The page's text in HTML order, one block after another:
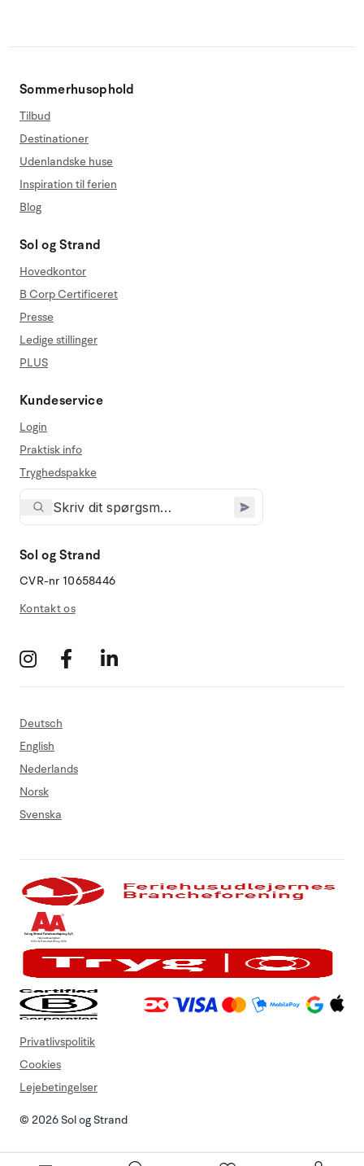
Sommerhusophold
Tilbud
Destinationer
Udenlandske huse
Inspiration til ferien
Blog
Sol og Strand
Hovedkontor
B Corp Certificeret
Presse
Ledige stillinger
PLUS
Kundeservice
Login
Praktisk info
Tryghedspakke
Sol og Strand
CVR-nr 10658446
Kontakt os
Deutsch
English
Nederlands
Norsk
Svenska
© 2026 Sol og Strand
Privatlivspolitik
Cookies
Lejebetingelser